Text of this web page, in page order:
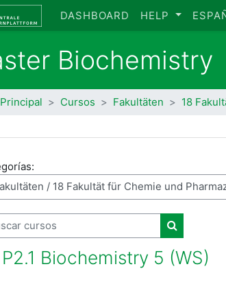
DASHBOARD HELP
Biochemistry
Cursos Fakultäten 18
cursos
Buscar
P2.1 Biochemistry 5 (WS)